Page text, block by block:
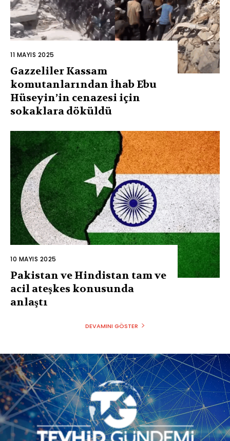
11 MAYIS 2025
Gazzeliler Kassam
komutanlarından İhab Ebu
Hüseyin’in cenazesi için
sokaklara döküldü
10 MAYIS 2025
Pakistan ve Hindistan tam ve
acil ateşkes konusunda
anlaştı
DEVAMINI GÖSTER